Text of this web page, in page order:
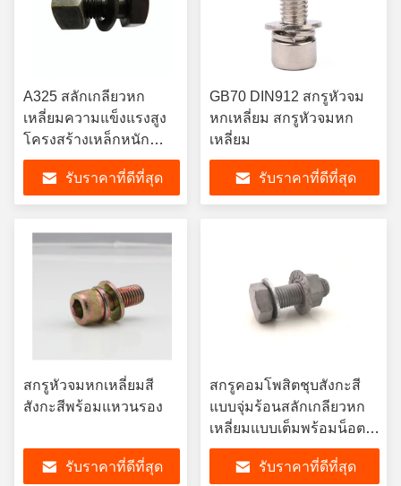
A325 สลักเกลียวหก
เหลี่ยมความแข็งแรงสูง
โครงสร้างเหล็กหนัก
35CrMoA 42CrMoA
สลักเกลียวและน็อตหก
เหลี่ยม
รับราคาที่ดีที่สุด
GB70 DIN912 สกรูหัวจม
หกเหลี่ยม สกรูหัวจมหก
เหลี่ยม
รับราคาที่ดีที่สุด
สกรูหัวจมหกเหลี่ยมสี
สังกะสีพร้อมแหวนรอง
รับราคาที่ดีที่สุด
สกรูคอมโพสิตชุบสังกะสี
แบบจุ่มร้อนสลักเกลียวหก
เหลี่ยมแบบเต็มพร้อมน็อต
หน้าแปลนและแหวนรอง
รับราคาที่ดีที่สุด